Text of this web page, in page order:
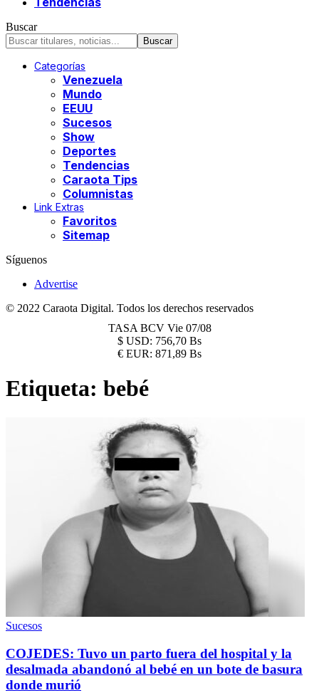
Buscar
Categorías
Venezuela
Mundo
EEUU
Sucesos
Show
Deportes
Tendencias
Caraota Tips
Columnistas
Link Extras
Favoritos
Sitemap
Síguenos
Advertise
© 2022 Caraota Digital. Todos los derechos reservados
TASA BCV Vie 07/08
$ USD: 756,70 Bs
€ EUR: 871,89 Bs
Etiqueta: bebé
Sucesos
COJEDES: Tuvo un parto fuera del hospital y la
desalmada abandonó al bebé en un bote de basura
donde murió